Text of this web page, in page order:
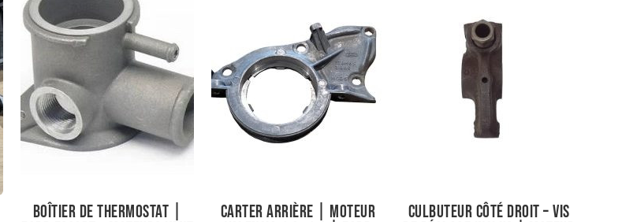
Boîtier de thermostat |
Carter arrière | Moteur
Culbuteur côté droit – vis